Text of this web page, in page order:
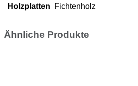
Holzplatten Fichtenholz
Ähnliche Produkte